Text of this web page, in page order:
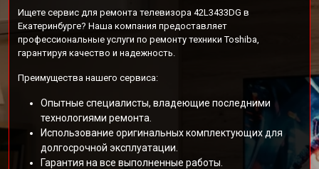
Ищете сервис для ремонта телевизора 42L3433DG в
Екатеринбурге? Наша компания предоставляет
профессиональные услуги по ремонту техники Toshiba,
гарантируя качество и надежность.
Преимущества нашего сервиса:
Опытные специалисты, владеющие последними
технологиями ремонта.
Использование оригинальных комплектующих для
долгосрочной эксплуатации.
Гарантия на все выполненные работы.